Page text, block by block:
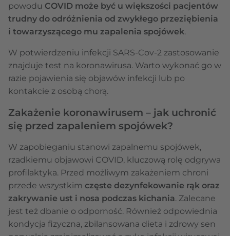
powodu COVID może być u większości pacjentów
trudny do odróżnienia od zwykłego przeziębienia
i towarzyszącego mu zapalenia spojówek.
W potwierdzeniu infekcji SARS-Cov-2 zastosowanie
znajduje test na koronawirusa. Warto wykonać go w
razie pojawienia się objawów infekcji lub po
kontakcie z osobą chorą.
Zakażenie koronawirusem – jak uchronić
się przed zapaleniem spojówek?
W zapobieganiu stanowi zapalnemu spojówek,
rzadkiemu objawowi COVID, kluczową rolę odgrywa
profilaktyka. Przed możliwym zakażeniem chroni
przede wszystkim częste dezynfekowanie rąk oraz
zakrywanie ust i nosa podczas kichania. Zalecane
jest też dbanie o odporność. Również odpowiednia
kondycja fizyczna, zbilansowana dieta i zdrowy sen